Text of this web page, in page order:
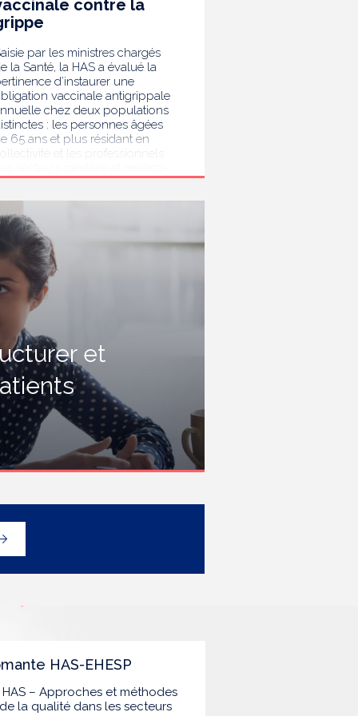
contre la
par les ministres chargés
la Santé, la HAS a évalué la
d’instaurer une
vaccinale antigrippale
chez deux populations
: les personnes âgées
65 ans et plus résidant en
collectivité et les professionnels
Au terme de son analyse,
vaccination antigrippale pour les
de 65 ans et plus
vivant en collectivité doit rester
sans devenir
obligatoire. Afin de protéger les
les plus vulnérables,
recommande en revanche la
mise en place d’une obligation
contre la grippe pour
l'ensemble des professionnels de
ainsi que pour les autres
travaillant dans les
de santé ou dans
établissements médicaux
hébergeant des
âgées, en contact
des personnes à risque de
sévère, avec un
prioritaire en Ehpad
et
HAS-EHESP
– Approches et méthodes
la qualité dans les secteurs